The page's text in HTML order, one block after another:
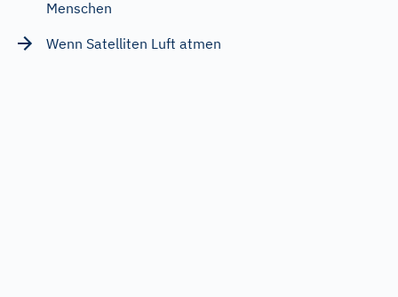
Menschen
Wenn Satelliten Luft atmen